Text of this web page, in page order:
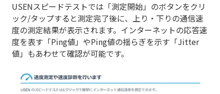
USENスピードテストでは「測定開始」のボタンをクリ
ック/タップすると測定完了後に、上り・下りの通信速
度の測定結果が表示されます。インターネットの応答速
度を表す「Ping値」やPing値の揺らぎを示す「Jitter
値」もあわせて確認が可能です。